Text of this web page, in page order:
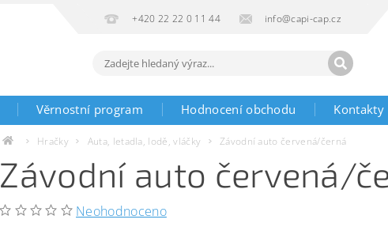
+420 22 22 0 11 44 info@capi-cap.cz
Věrnostní program Hodnocení obchodu Kontakty
Hračky Auta, letadla, lodě, vláčky Závodní auto červená/černá
Závodní auto červená/
Neohodnoceno